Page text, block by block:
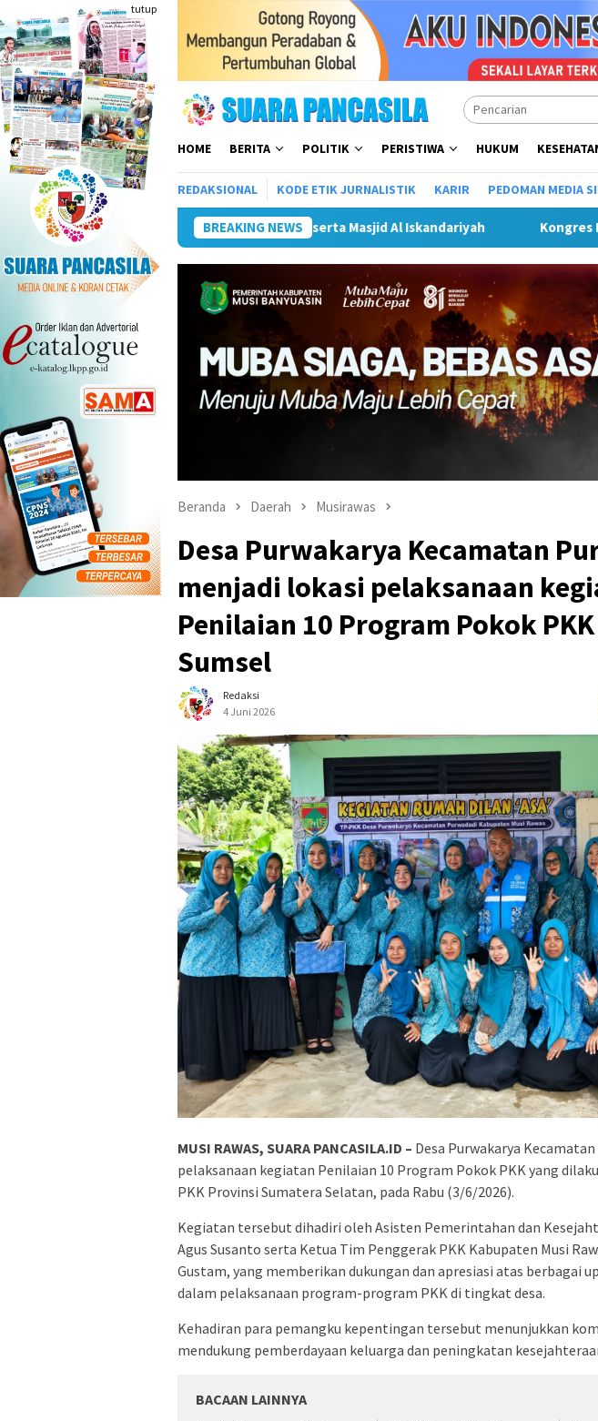
ke
konten
tutup
HOME BERITA POLITIK PERISTIWA HUKUM
REDAKSIONAL KODE ETIK JURNALISTIK KARIR PEDOMAN MEDIA
BREAKING NEWS
Al Iskandariyah Kongres Kebudayaan Nusantara di Malang, Sekda Budiar
Beranda Daerah Musirawas
Desa Purwakarya Kecamatan
menjadi lokasi pelaksanaan
Penilaian 10 Program Pokok
Sumsel
Redaksi
4 Juni 2026
MUSI RAWAS, SUARA PANCASILA.ID – Desa Purwakarya
pelaksanaan kegiatan Penilaian 10 Program Pokok PKK yang
PKK Provinsi Sumatera Selatan, pada Rabu (3/6/2026).
Kegiatan tersebut dihadiri oleh Asisten Pemerintahan dan
Agus Susanto serta Ketua Tim Penggerak PKK Kabupaten Musi
Gustam, yang memberikan dukungan dan apresiasi atas berbagai
dalam pelaksanaan program-program PKK di tingkat desa.
Kehadiran para pemangku kepentingan tersebut menunjukkan
mendukung pemberdayaan keluarga dan peningkatan
BACAAN LAINNYA